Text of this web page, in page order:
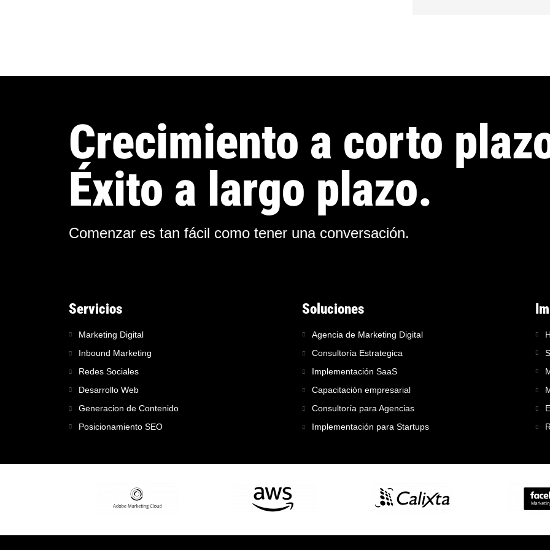
Crecimiento a corto
Éxito a largo plazo.
Comenzar es tan fácil como tener una conversación.
Servicios
Marketing Digital
Inbound Marketing
Redes Sociales
Desarrollo Web
Generacion de Contenido
Posicionamiento SEO
Soluciones
Agencia de Marketing Digital
Consultoría Estrategica
Implementación SaaS
Capacitación empresarial
Consultoría para Agencias
Implementación para Startups